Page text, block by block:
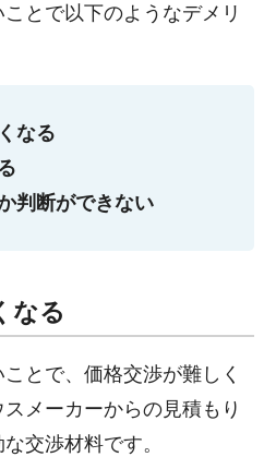
とで以下のようなデメリ
なる
判断ができない
なる
とで、価格交渉が難しく
メーカーからの見積もり
交渉材料です。